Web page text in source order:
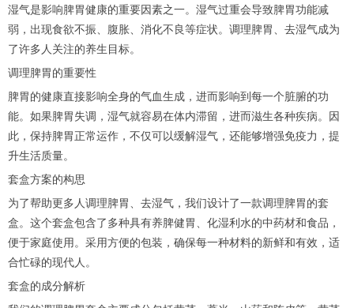
湿气是影响脾胃健康的重要因素之一。湿气过重会导致脾胃功能减
弱，出现食欲不振、腹胀、消化不良等症状。调理脾胃、去湿气成为
了许多人关注的养生目标。
调理脾胃的重要性
脾胃的健康直接影响全身的气血生成，进而影响到每一个脏腑的功
能。如果脾胃失调，湿气就容易在体内滞留，进而滋生各种疾病。因
此，保持脾胃正常运作，不仅可以缓解湿气，还能够增强免疫力，提
升生活质量。
套盒方案的构思
为了帮助更多人调理脾胃、去湿气，我们设计了一款调理脾胃的套
盒。这个套盒包含了多种具有养脾健胃、化湿利水的中药材和食品，
便于家庭使用。采用方便的包装，确保每一种材料的新鲜和有效，适
合忙碌的现代人。
套盒的成分解析